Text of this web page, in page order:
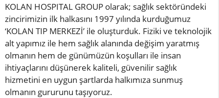
KOLAN HOSPITAL GROUP olarak; sağlık sektöründeki
zincirimizin ilk halkasını 1997 yılında kurduğumuz
‘KOLAN TIP MERKEZİ’ ile oluşturduk. Fiziki ve teknolojik
alt yapımız ile hem sağlık alanında değişim yaratmış
olmanın hem de günümüzün koşulları ile insan
ihtiyaçlarını düşünerek kaliteli, güvenilir sağlık
hizmetini en uygun şartlarda halkımıza sunmuş
olmanın gururunu taşıyoruz.